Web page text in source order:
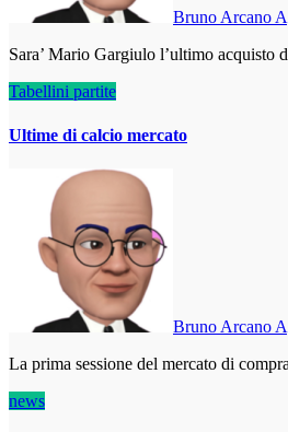
Bruno Arcano
Sara’ Mario Gargiulo l’ultimo
Tabellini partite
Ultime di calcio mercato
Bruno Arcano
La prima sessione del mercato di
news